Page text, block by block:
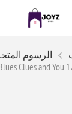
الرسوم
Clues and You